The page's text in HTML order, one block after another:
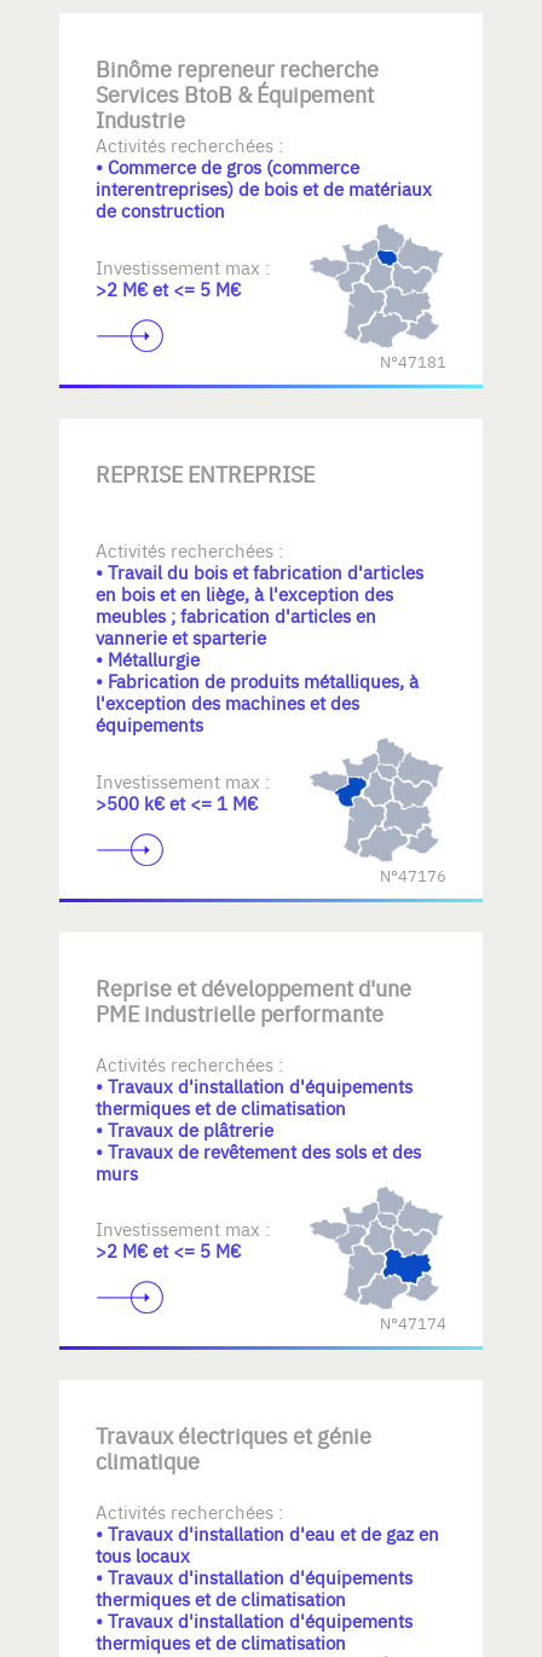
Binôme repreneur recherche
Services BtoB & Équipement
Industrie
Activités recherchées :
• Commerce de gros (commerce
interentreprises) de bois et de matériaux
de construction
Investissement max :
>2 M€ et <= 5 M€
N°47181
REPRISE ENTREPRISE
Activités recherchées :
• Travail du bois et fabrication d'articles
en bois et en liège, à l'exception des
meubles ; fabrication d'articles en
vannerie et sparterie
• Métallurgie
• Fabrication de produits métalliques, à
l'exception des machines et des
équipements
Investissement max :
>500 k€ et <= 1 M€
N°47176
Reprise et développement d'une
PME industrielle performante
Activités recherchées :
• Travaux d'installation d'équipements
thermiques et de climatisation
• Travaux de plâtrerie
• Travaux de revêtement des sols et des
murs
Investissement max :
>2 M€ et <= 5 M€
N°47174
Travaux électriques et génie
climatique
Activités recherchées :
• Travaux d'installation d'eau et de gaz en
tous locaux
• Travaux d'installation d'équipements
thermiques et de climatisation
• Travaux d'installation d'équipements
thermiques et de climatisation